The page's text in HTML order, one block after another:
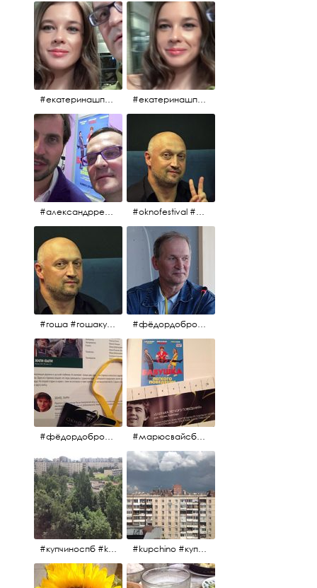
#екатеринашпица #шпица @ekaterinashpitsa #екатеринашпица #шпица @ekaterinashpitsa
#александрревва #ревва #артурпирожков #бабушкалегкогоповедения @arthurpirozhkov #oknofestival #gosha #гошакуценко
#гоша #гошакуценко #oknofestival #фёдордобронравов #кино #хорошеекино #жилибыли
#фёдордобронравов #эдуардпарри #жилибыли #иринарозанова #марюсвайсберг #александрревва #глюкоза #любовьвбольшомгороде #ххvфестивальроссийскогокино
#купчиноспб #kupchino #kupchino #купчиноспб